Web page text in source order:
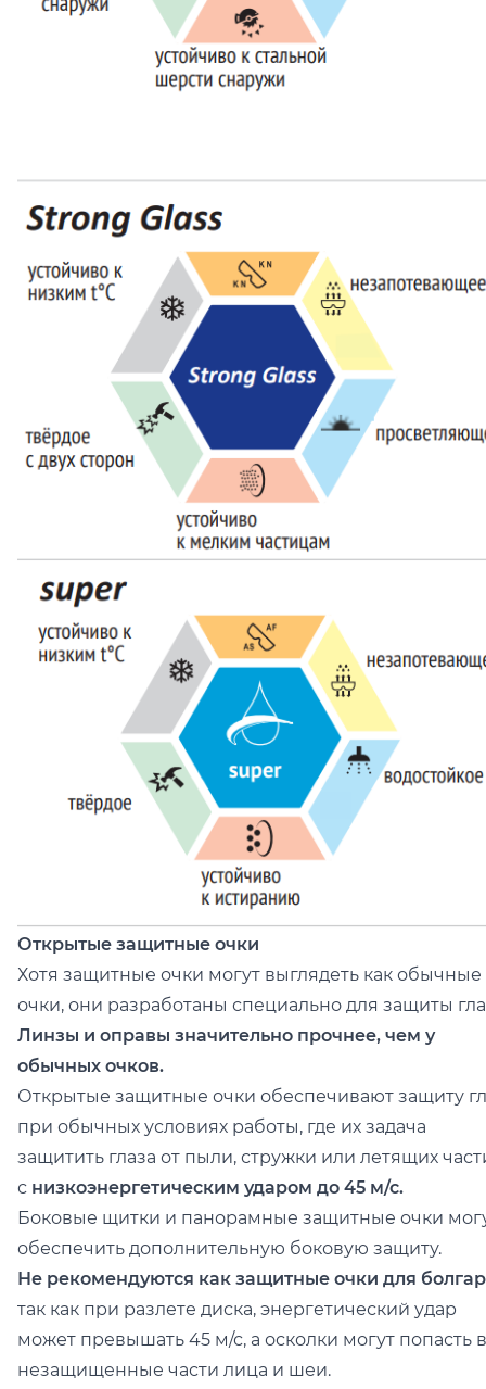
Открытые защитные очки
Хотя защитные очки могут выглядеть как обычные
очки, они разработаны специально для защиты
Линзы и оправы значительно прочнее, чем у
обычных очков.
Открытые защитные очки обеспечивают защиту
при обычных условиях работы, где их задача
защитить глаза от пыли, стружки или летящих
с низкоэнергетическим ударом до 45 м/с.
Боковые щитки и панорамные защитные очки
обеспечить дополнительную боковую защиту.
Не рекомендуются как защитные очки для
так как при разлете диска, энергетический удар
может превышать 45 м/с, а осколки могут попасть в
незащищенные части лица и шеи.